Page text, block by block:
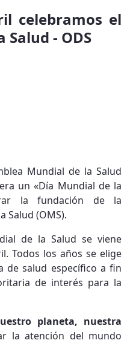
celebramos el
- ODS
Mundial de la Salud
un «Día Mundial de la
la fundación de la
Salud (OMS).
de la Salud se viene
Todos los años se elige
de salud específico a fin
de interés para la
planeta, nuestra
la atención del mundo